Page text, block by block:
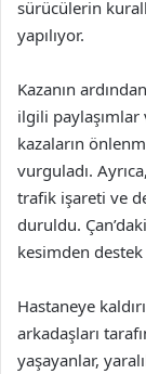
sürücülerin
yapılıyor.
Kazanın
ilgili paylaşımlar
kazaların
vurguladı.
trafik işareti ve
duruldu.
kesimden
Hastaneye
arkadaşları
yaşayanlar,